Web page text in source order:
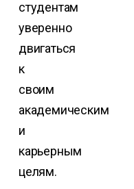
студентам
уверенно
двигаться
к
своим
академическим
и
карьерным
целям.